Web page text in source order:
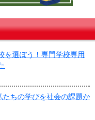
を選ぼう！専門学校専用
ちの学びを社会の課題か